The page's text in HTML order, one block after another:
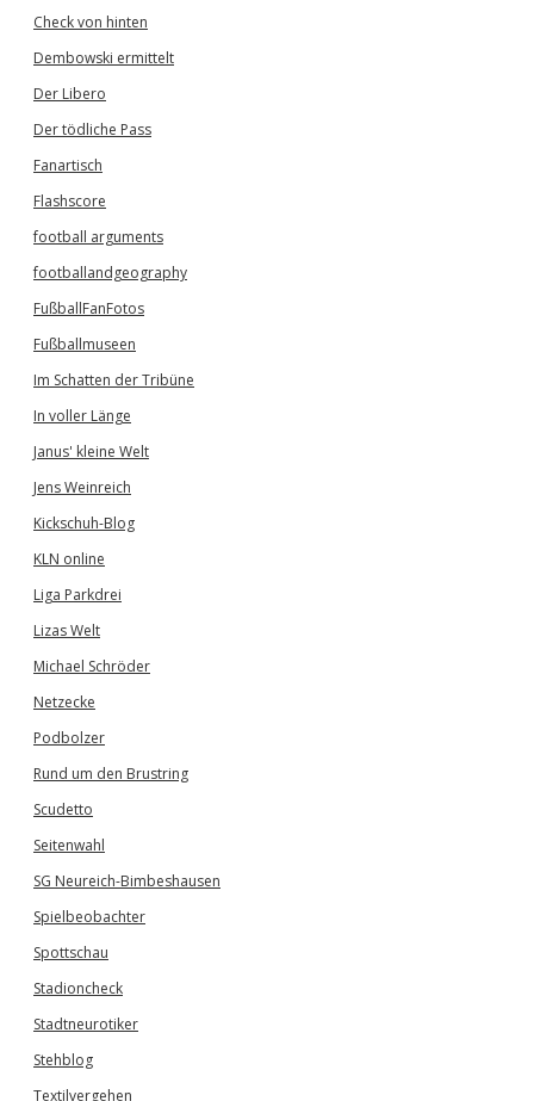
Check von hinten
Dembowski ermittelt
Der Libero
Der tödliche Pass
Fanartisch
Flashscore
football arguments
footballandgeography
FußballFanFotos
Fußballmuseen
Im Schatten der Tribüne
In voller Länge
Janus' kleine Welt
Jens Weinreich
Kickschuh-Blog
KLN online
Liga Parkdrei
Lizas Welt
Michael Schröder
Netzecke
Podbolzer
Rund um den Brustring
Scudetto
Seitenwahl
SG Neureich-Bimbeshausen
Spielbeobachter
Spottschau
Stadioncheck
Stadtneurotiker
Stehblog
Textilvergehen